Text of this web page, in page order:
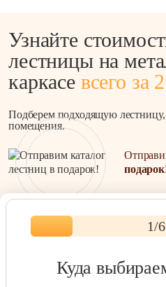
Узнайте
лестницы на
каркасе всего за
Подберем подходящую
помещения.
1/6
Куда